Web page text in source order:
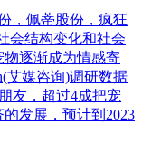
，佩蒂股份，疯狂
会结构变化和社会
逐渐成为情感寄
艾媒咨询)调研数据
友，超过4成把宠
发展，预计到2023